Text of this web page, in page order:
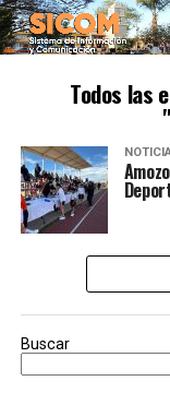
Todos las
Buscar